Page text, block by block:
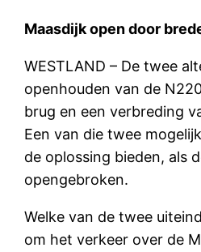
Maasdijk open door
WESTLAND – De twee
openhouden van de
brug en een verbreding
Een van die twee
de oplossing bieden, als
opengebroken.
Welke van de twee
om het verkeer over de